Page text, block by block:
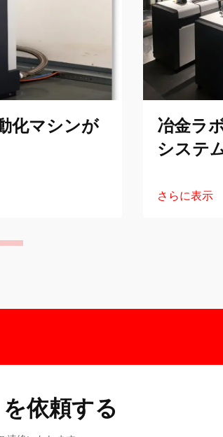
化マシンが
冶金ラ
システ
さらに表示
依頼する